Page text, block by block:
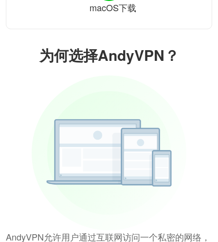
为何选择AndyVPN？
AndyVPN允许用户通过互联网访问一个私密的网络，
macOS下载